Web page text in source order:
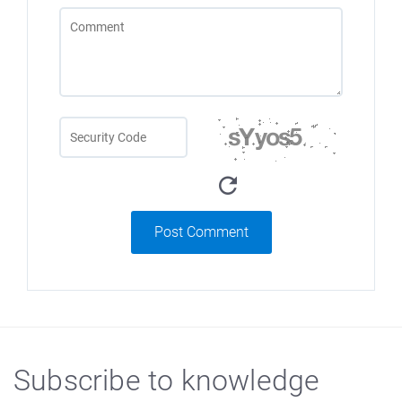
Post Comment
Subscribe to knowledge